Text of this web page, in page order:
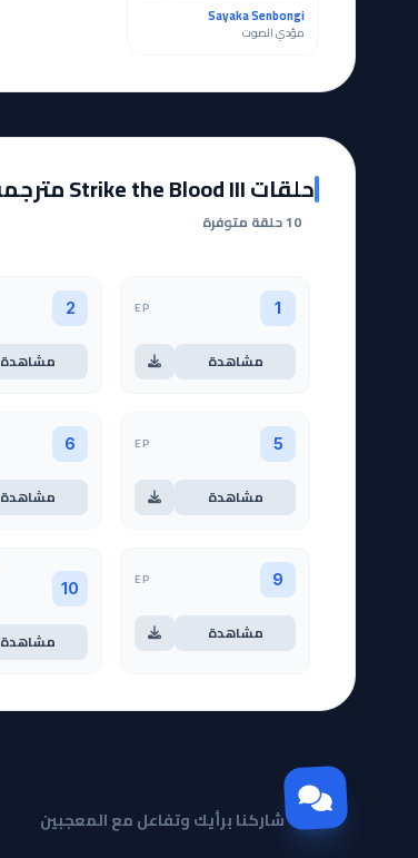
Sayaka Senbongi
مؤدي الصوت
حلقات Strike the Blood III مترجمة
10 حلقة متوفرة
1
EP
مشاهدة
2
مشاهدة
5
EP
مشاهدة
6
مشاهدة
9
EP
مشاهدة
10
مشاهدة
مجتمع Otanyuu
شاركنا برأيك وتفاعل مع المعجبين